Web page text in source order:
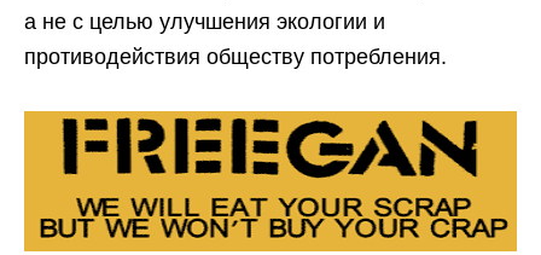
а не с целью улучшения экологии и
противодействия обществу потребления.